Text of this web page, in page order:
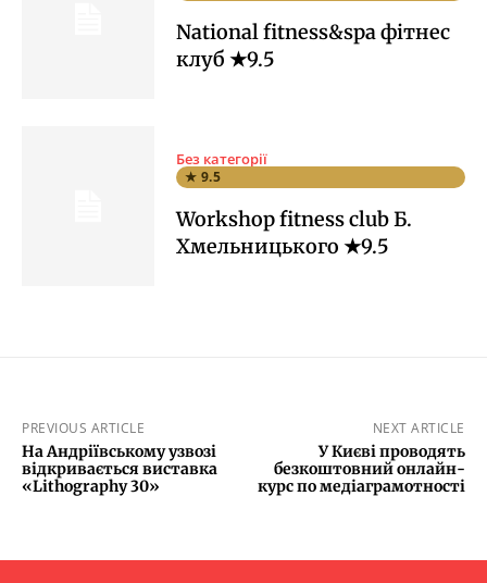
National fitness&spa фітнес
клуб ★9.5
Без категорії
★ 9.5
Workshop fitness club Б.
Хмельницького ★9.5
PREVIOUS ARTICLE
На Андріївському узвозі
відкривається виставка
«Lithography 30»
NEXT ARTICLE
У Києві проводять
безкоштовний онлайн-
курс по медіаграмотності